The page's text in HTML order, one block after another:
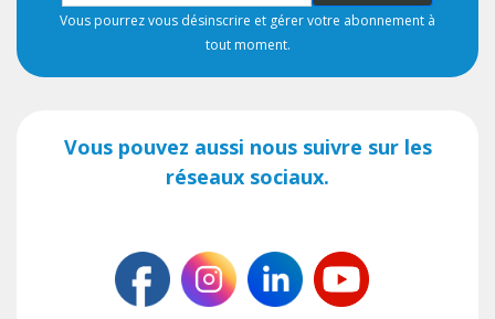
Vous pourrez vous désinscrire et gérer votre abonnement à
tout moment.
Vous pouvez aussi nous suivre sur les
réseaux sociaux.